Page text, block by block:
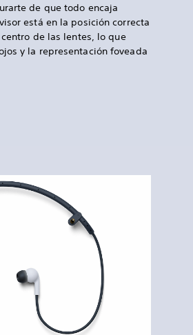
de que todo encaja
está en la posición correcta
de las lentes, lo que
y la representación foveada